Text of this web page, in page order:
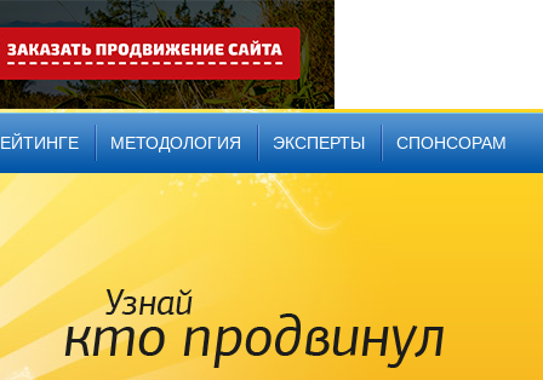
МЕТОДОЛОГИЯ ЭКСПЕРТЫ СПОНСОРАМ